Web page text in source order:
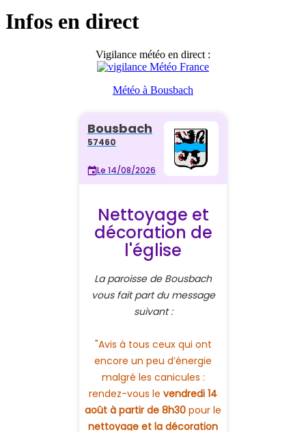
Infos en direct
Vigilance météo en direct :
Météo à Bousbach